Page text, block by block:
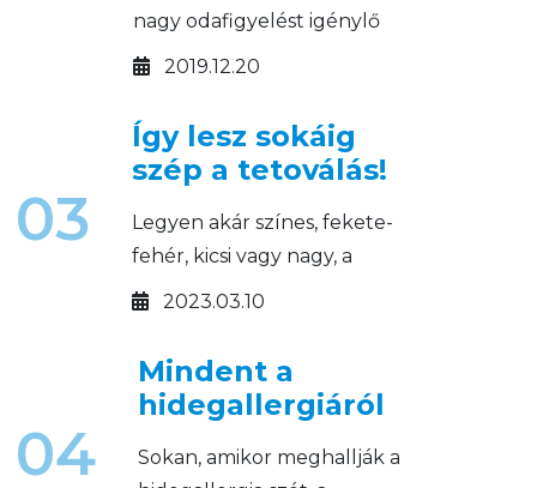
nagy odafigyelést igénylő
feladat. Milyen sebkezelő
használjunk a gyermekágyi
időszakban?
2019.12.20
03
Így lesz sokáig
szép a tetoválás!
Legyen akár színes, fekete-
fehér, kicsi vagy nagy, a
tetoválás felvarrása után
utókezelés!
2023.03.10
04
Mindent a
hidegallergiáról
Sokan, amikor meghallják a